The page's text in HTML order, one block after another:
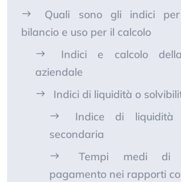
Quali sono gli indici
bilancio e uso per il calcolo
Indici e calcolo
aziendale
Indici di liquidità o
Indice di liquidità
secondaria
Tempi medi di
pagamento nei rapporti